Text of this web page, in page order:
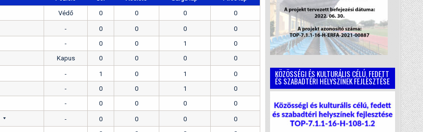
Védő 0 0 0 0
- 0 0 0
0
- 0 0 1
0
Kapus 0 0 0 0
- 1 0 1
0
- 0 0 1
0
- 0 0 0 0
- 0 0 0
0
KÖZÖSSÉGI ÉS KULTURÁLIS CÉLÚ, FEDETT
ÉS SZABADTÉRI HELYSZÍNEK FEJLESZTÉSE